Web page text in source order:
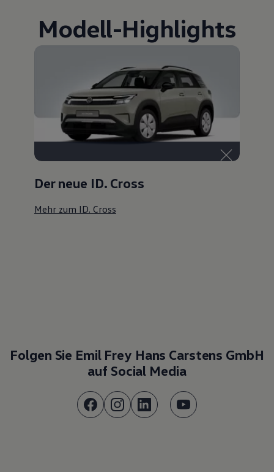
Modell-Highlights
Der neue ID. Cross
Mehr zum ID. Cross
Folgen Sie Emil Frey Hans Carstens GmbH
auf Social Media